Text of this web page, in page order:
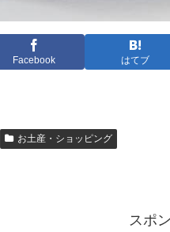
Facebook はてブ
お土産・ショッピング
スポ